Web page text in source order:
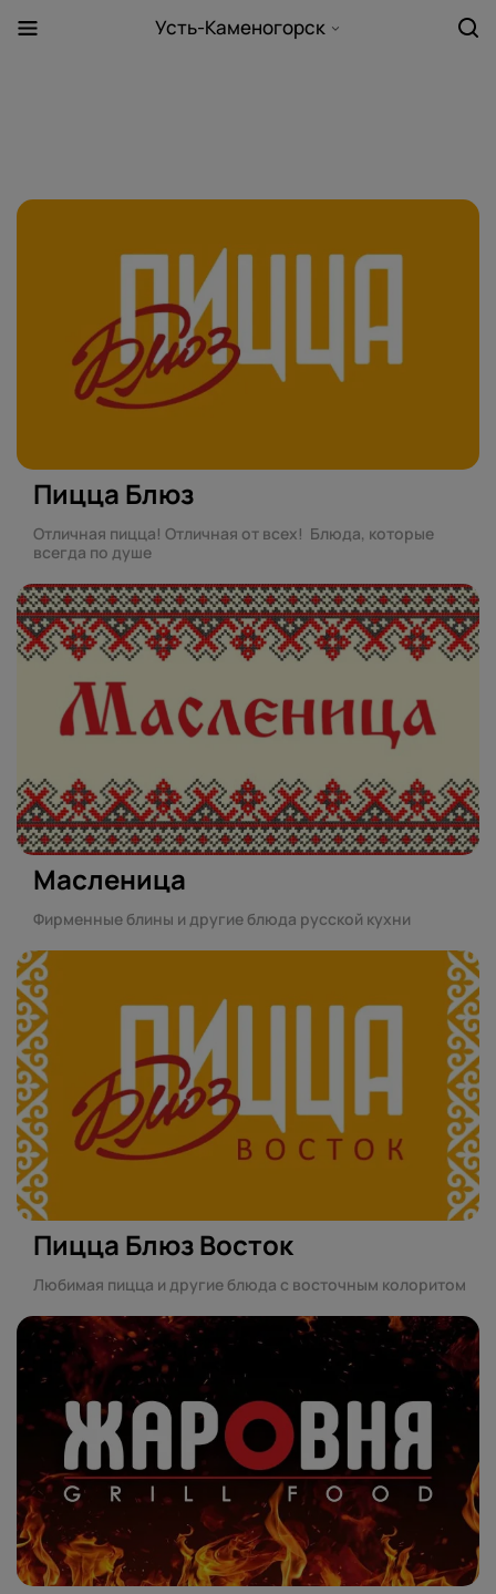
Усть-Каменогорск
Пицца Блюз
Отличная пицца! Отличная от всех! Блюда, которые
всегда по душе
Масленица
Фирменные блины и другие блюда русской кухни
Пицца Блюз Восток
Любимая пицца и другие блюда с восточным колоритом